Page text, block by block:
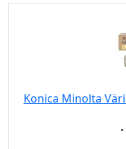
Konica Minolta